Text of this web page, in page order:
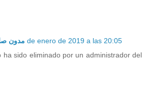
مدون 13 de enero de 2019 a las 20:05
ha sido eliminado por un administrador del